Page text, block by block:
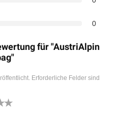
0
für "AustriAlpin
Erforderliche Felder sind